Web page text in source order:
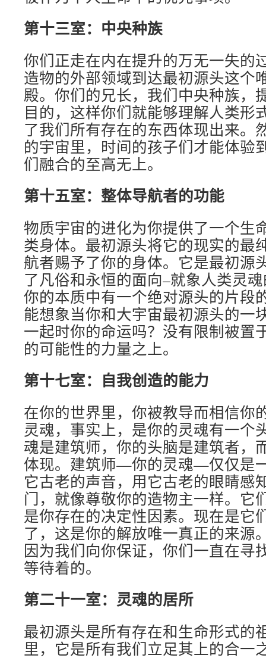
第十三室：中央种族
你们正走在内在提升的万无一失的
造物的外部领域到达最初源头这个
殿。你们的兄长，我们中央种族，
目的，这样你们就能够理解人类形
了我们所有存在的东西体现出来。
的宇宙里，时间的孩子们才能体验
们融合的至高无上。
第十五室：整体导航者的功能
物质宇宙的进化为你提供了一个生
类身体。最初源头将它的现实的最
航者赐予了你的身体。它是最初源
了凡俗和永恒的面向–就象人类灵
你的本质中有一个绝对源头的片段
能想象当你和大宇宙最初源头的一
一起时你的命运吗？没有限制被置
的可能性的力量之上。
第十七室：自我创造的能力
在你的世界里，你被教导而相信你
灵魂，事实上，是你的灵魂有一个
魂是建筑师，你的头脑是建筑者，
体现。建筑师—你的灵魂—仅仅是
它古老的声音，用它古老的眼睛感
门，就像尊敬你的造物主一样。它
是你存在的决定性因素。现在是它
了，这是你的解放唯一真正的来源
因为我们向你保证，你们一直在寻
等待着的。
第二十一室：灵魂的居所
最初源头是所有存在和生命形式的
里，它是所有我们立足其上的合一